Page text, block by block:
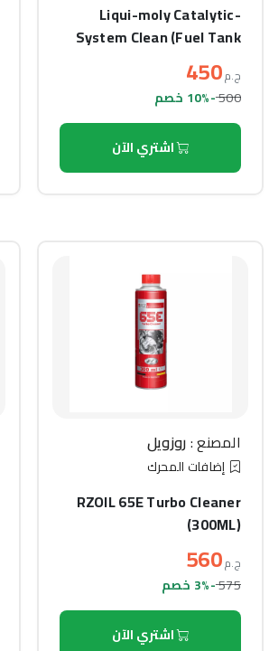
Liqui-moly Catalytic-
System Clean (Fuel Tank
Use) (300ml)
ج.م450
500-10% خصم
اشتري الآن
المصنع :روزويل
إضافات المحرك
RZOIL 65E Turbo Cleaner
(300ML)
ج.م560
575-3% خصم
اشتري الآن